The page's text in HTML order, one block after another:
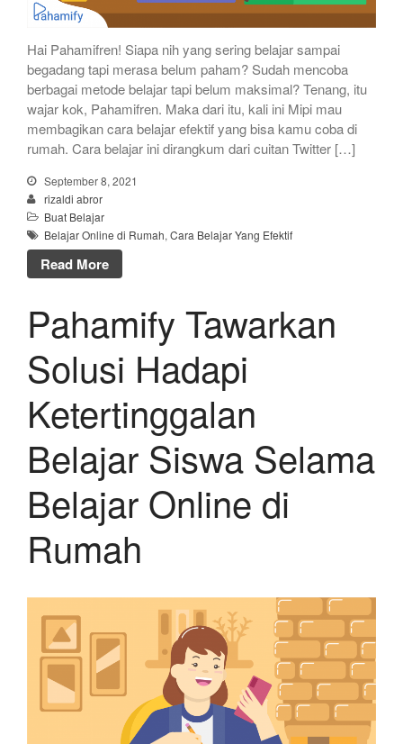
Hai Pahamifren! Siapa nih yang sering belajar sampai
begadang tapi merasa belum paham? Sudah mencoba
berbagai metode belajar tapi belum maksimal? Tenang, itu
wajar kok, Pahamifren. Maka dari itu, kali ini Mipi mau
membagikan cara belajar efektif yang bisa kamu coba di
rumah. Cara belajar ini dirangkum dari cuitan Twitter […]
September 8, 2021
rizaldi abror
Buat Belajar
Belajar Online di Rumah, Cara Belajar Yang Efektif
Read More
Pahamify Tawarkan
Solusi Hadapi
Ketertinggalan
Belajar Siswa Selama
Belajar Online di
Rumah